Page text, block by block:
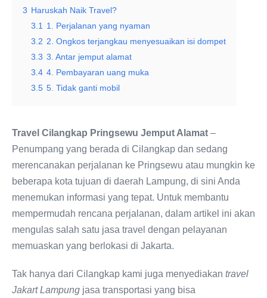
3 Haruskah Naik Travel?
3.1
1. Perjalanan yang nyaman
3.2 2. Ongkos terjangkau menyesuaikan isi dompet
3.3 3. Antar jemput alamat
3.4 4. Pembayaran uang muka
3.5 5. Tidak ganti mobil
Travel Cilangkap Pringsewu Jemput Alamat –
Penumpang yang berada di Cilangkap dan sedang
merencanakan perjalanan ke Pringsewu atau mungkin ke
beberapa kota tujuan di daerah Lampung, di sini Anda
menemukan informasi yang tepat. Untuk membantu
mempermudah rencana perjalanan, dalam artikel ini akan
mengulas salah satu jasa travel dengan pelayanan
memuaskan yang berlokasi di Jakarta.
Tak hanya dari Cilangkap kami juga menyediakan travel
Jakart Lampung jasa transportasi yang bisa